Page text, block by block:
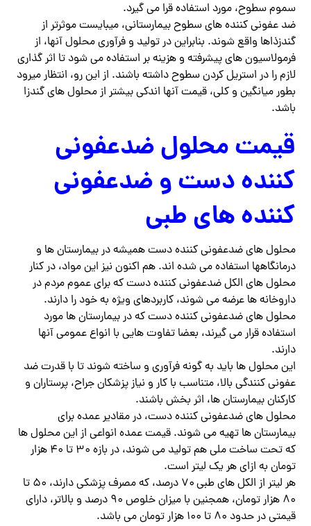
سموم سطوح، مورد استفاده قرا می گیرد.
ضد عفونی کننده های سطوح بیمارستانی، میبایست موثرتر از
گندزذاها واقع شوند. بنابراین در تولید و فرآوری محلول آنها، از
فرمولاسیون های پیشرفته و هزینه بر استفاده می شود تا اثر گذاری
لازم را در استریل کردن سطوح داشته باشند. از این رو، انتظار میرود
بطور میانگین و کلی، قیمت آنها اندکی بیشتر از محلول های گندزا
باشد.
قیمت محلول ضدعفونی
کننده دست و ضدعفونی
کننده های طبی
محلول های ضدعفونی کننده دست همیشه در بیمارستان ها و
درمانگاهها استفاده می شده اند. هم اکنون نیز این مواد، در کنار
محلول های الکل ضدعفونی کننده دست که برای عموم مردم در
داروخانه ها عرضه می شوند، کاربردهای ویژه به خود را دارند.
محلول های ضدعفونی کننده دست که در بیمارستان ها مورد
استفاده قرار می گیرند، بعضا تفاوت هایی با انواع عمومی آنها
دارند.
این محلول ها باید به گونه فرآوری و ساخته شوند تا با قدرت ضد
عفونی کنندگی بالا، متناسب با کار و نیاز پزشکان جراح، پرستاران و
کارکنان بیمارستان ها، اثر بخش باشند.
محلول های ضدعفونی کننده دست، در مقادیر عمده برای
بیمارستان ها تهیه می شوند. قیمت عمده انواعی از این محلول ها
که تحت ساخت ملی هم تولید می شوند، در بازه ۳۰ تا ۴۰ هزار
تومان به ازای هر یک لیتر است.
هر لیتر از الکل های طبی ۷۰ درصد، که مصرف پزشکی دارند، ۵۰ تا
۸۰ هزار تومان، همجنین با میزان خلوص ۹۰ درصد و بالاتر، دارای
قیمتی در حدود ۸۰ تا ۱۰۰ هزار تومان می باشد.